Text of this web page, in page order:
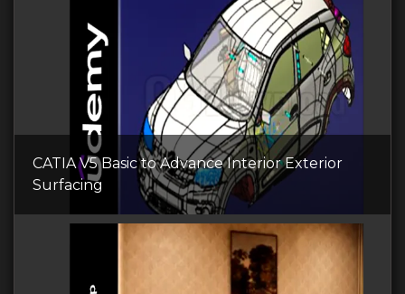
CATIA V5 Basic to Advance Interior Exterior
Surfacing